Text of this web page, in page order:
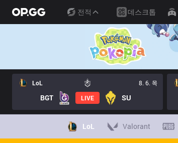
전적 데스크톱
LoL 8. 6. 목
BGT LIVE SU
LoL Valorant